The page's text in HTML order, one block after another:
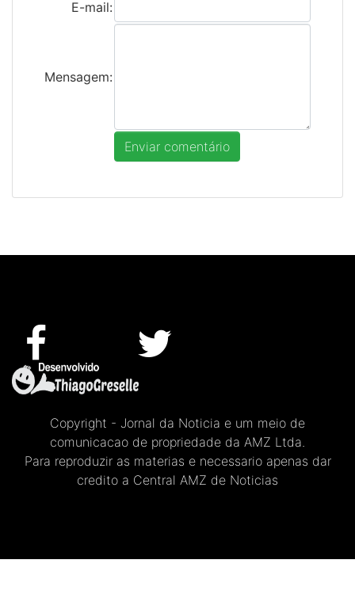
E-mail:
Mensagem:
Copyright - Jornal da Noticia e um meio de
comunicacao de propriedade da AMZ Ltda.
Para reproduzir as materias e necessario apenas dar
credito a Central AMZ de Noticias